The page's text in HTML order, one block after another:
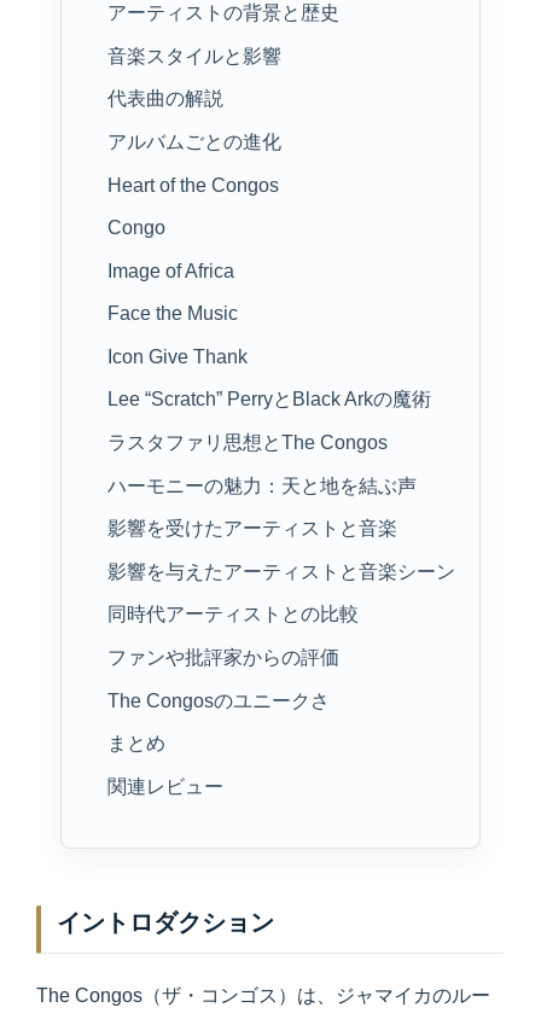
アーティストの背景と歴史
音楽スタイルと影響
代表曲の解説
アルバムごとの進化
Heart of the Congos
Congo
Image of Africa
Face the Music
Icon Give Thank
Lee “Scratch” PerryとBlack Arkの魔術
ラスタファリ思想とThe Congos
ハーモニーの魅力：天と地を結ぶ声
影響を受けたアーティストと音楽
影響を与えたアーティストと音楽シーン
同時代アーティストとの比較
ファンや批評家からの評価
The Congosのユニークさ
まとめ
関連レビュー
イントロダクション
The Congos（ザ・コンゴス）は、ジャマイカのルー